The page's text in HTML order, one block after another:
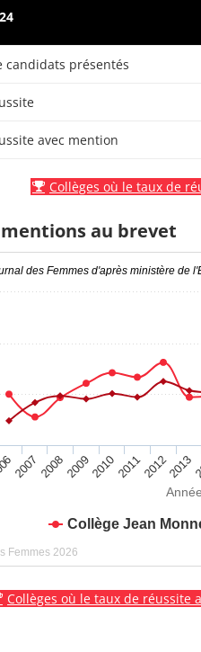
candidats présentés
avec mention
Collèges où le taux de
au brevet
des Femmes d'après ministère de
Collège Jean
2007200820092010201120122013
Femmes 2026
Collèges où le taux de réussite